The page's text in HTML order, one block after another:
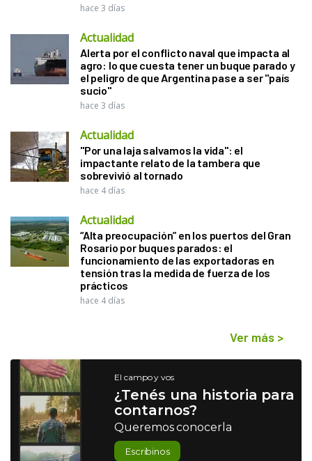
hace 3 días
Actualidad
Alerta por el conflicto naval que impacta al
agro: lo que cuesta tener un buque parado y
el peligro de que Argentina pase a ser "país
sucio"
hace 3 días
Actualidad
"Por una laja salvamos la vida": el
impactante relato de la tambera que
sobrevivió al tornado
hace 4 días
Actualidad
“Alta preocupación” en los puertos del Gran
Rosario por buques parados: el
funcionamiento de las exportadoras en
tensión tras la medida de fuerza de los
prácticos
hace 4 días
Ver más >
El campo y vos
¿Tenés una historia para
contarnos?
Queremos conocerla
Escribinos